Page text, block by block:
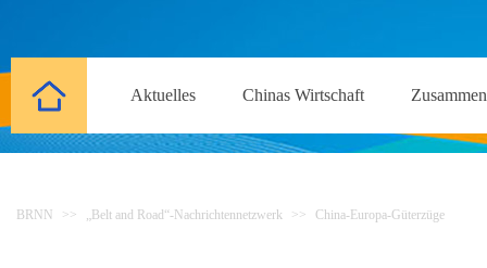
Aktuelles Chinas Wirtschaft
BRNN >> „Belt and Road“-Nachrichtennetzwerk >> China-Europa-Güterzüge